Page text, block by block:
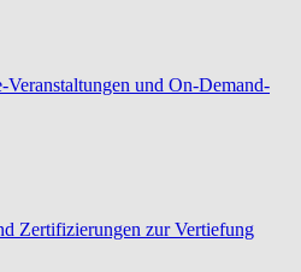
Veranstaltungen und On-Demand-
Zertifizierungen zur Vertiefung